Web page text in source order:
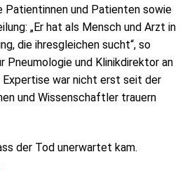
Patientinnen und Patienten sowie
„Er hat als Mensch und Arzt in
die ihresgleichen sucht“, so
und Klinikdirektor an
Expertise war nicht erst seit der
und Wissenschaftler trauern
der Tod unerwartet kam.